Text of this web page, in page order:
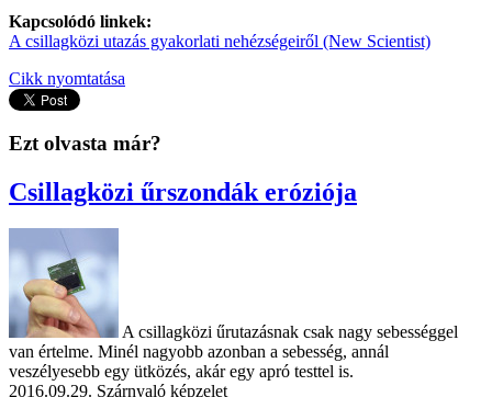
Kapcsolódó linkek:
A csillagközi utazás gyakorlati nehézségeiről (New Scientist)
Cikk nyomtatása
Ezt olvasta már?
Csillagközi űrszondák eróziója
A csillagközi űrutazásnak csak nagy sebességgel
van értelme. Minél nagyobb azonban a sebesség, annál
veszélyesebb egy ütközés, akár egy apró testtel is.
2016.09.29. Szárnyaló képzelet